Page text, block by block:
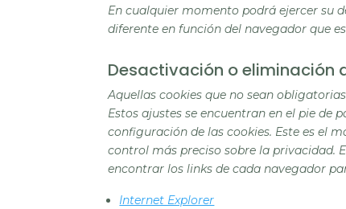
En cualquier momento podrá ejercer su
diferente en función del navegador que
Desactivación o eliminación
Aquellas cookies que no sean
Estos ajustes se encuentran en el pie
configuración de las cookies. Este es el
control más preciso sobre la privacidad.
encontrar los links de cada navegador
Internet Explorer